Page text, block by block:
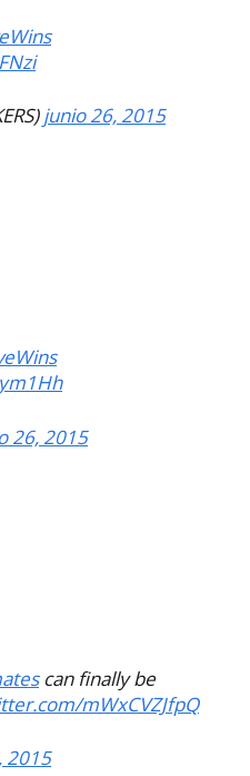
junio 26, 2015
26, 2015
can finally be
mWxCVZJfpQ
2015